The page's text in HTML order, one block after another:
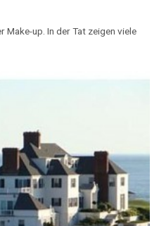
Make-up. In der Tat zeigen viele